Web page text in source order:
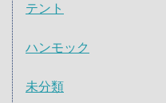
テント
ハンモック
未分類